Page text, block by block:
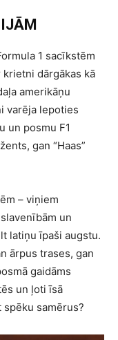
1 sacīkstēm
dārgākas kā
amerikāņu
varēja lepoties
un posmu F1
gan “Haas”
– viņiem
un
latiņu īpaši augstu.
ārpus trases, gan
gaidāms
un ļoti īsā
spēku samērus?